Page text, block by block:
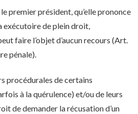
premier président, qu’elle prononce
exécutoire de plein droit,
faire l’objet d’aucun recours (Art.
pénale).
procédurales de certains
à la quérulence) et/ou de leurs
de demander la récusation d’un